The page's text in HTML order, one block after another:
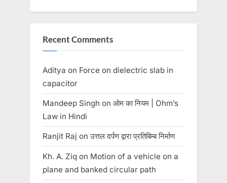
Recent Comments
Aditya on Force on dielectric slab in
capacitor
Mandeep Singh on ओम का नियम | Ohm’s
Law in Hindi
Ranjit Raj onउत्तल दर्पण द्वारा प्रतिबिम्ब निर्माण
Kh. A. Ziq on Motion of a vehicle on a
plane and banked circular path